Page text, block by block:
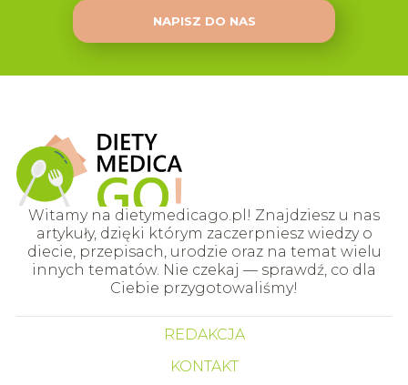
NAPISZ DO NAS
Witamy na dietymedicago.pl! Znajdziesz u nas
artykuły, dzięki którym zaczerpniesz wiedzy o
diecie, przepisach, urodzie oraz na temat wielu
innych tematów. Nie czekaj — sprawdź, co dla
Ciebie przygotowaliśmy!
REDAKCJA
KONTAKT